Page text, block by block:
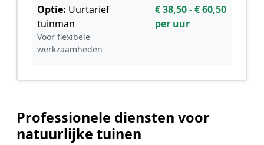
Optie: Uurtarief
tuinman
Voor flexibele
werkzaamheden
€ 38,50 - € 60,50
per uur
Professionele diensten voor
natuurlijke tuinen